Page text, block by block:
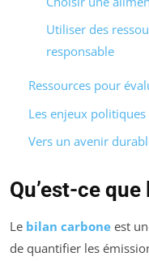
Utiliser des
responsable
Ressources pour
Les enjeux
Vers un avenir
Qu’est-ce
Le bilan carbone est
de quantifier les